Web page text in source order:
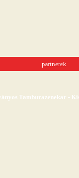
partnerek
Tamburazenekar -